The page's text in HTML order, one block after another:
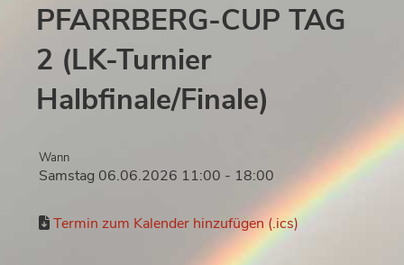
PFARRBERG-CUP TAG
2 (LK-Turnier
Halbfinale/Finale)
Wann
Samstag 06.06.2026 11:00 - 18:00
Termin zum Kalender hinzufügen (.ics)